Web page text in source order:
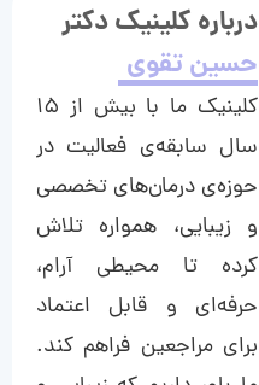
درباره کلینیک دکتر
حسین تقوی
کلینیک ما با بیش از ۱۵
سال سابقه‌ی فعالیت در
حوزه‌ی درمان‌های تخصصی
و زیبایی، همواره تلاش
کرده تا محیطی آرام،
حرفه‌ای و قابل اعتماد
برای مراجعین فراهم کند.